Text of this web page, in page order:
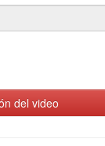
del video